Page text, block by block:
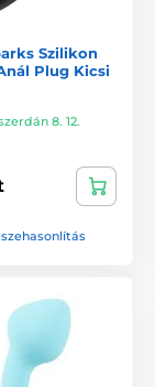
Szilikon
Plug Kicsi
8. 12.